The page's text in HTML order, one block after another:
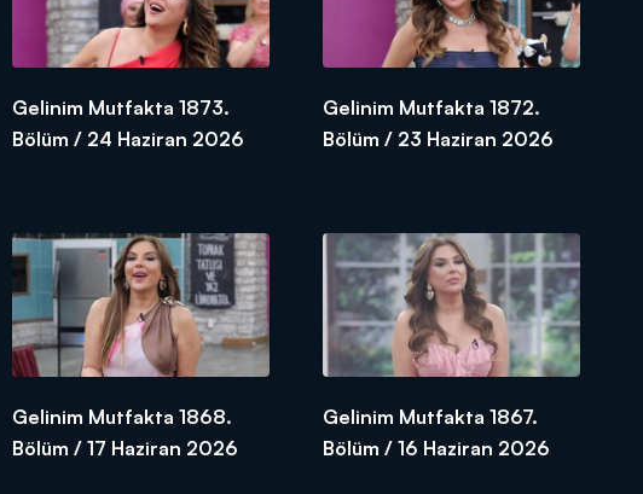
Gelinim Mutfakta 1873.
Bölüm / 24 Haziran 2026
Gelinim Mutfakta 1872.
Bölüm / 23 Haziran 2026
Gelinim Mutfakta 1868.
Bölüm / 17 Haziran 2026
Gelinim Mutfakta 1867.
Bölüm / 16 Haziran 2026